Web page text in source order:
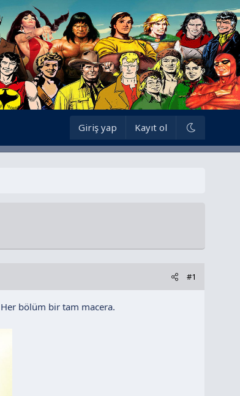
Giriş yap Kayıt ol
#1
bölüm bir tam macera.